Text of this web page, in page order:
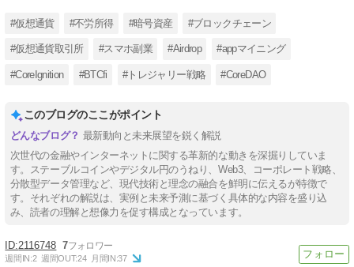
#仮想通貨 #不労所得 #暗号資産 #ブロックチェーン
#仮想通貨取引所 #スマホ副業 #Airdrop #appマイニング
#CoreIgnition #BTCfi #トレジャリー戦略 #CoreDAO
このブログのここがポイント
最新動向と未来展望を鋭く解説
次世代の金融やインターネットに関する革新的な動きを深掘りしていま
す。ステーブルコインやデジタル円のうねり、Web3、コーポレート戦略、
分散型データ管理など、現代技術と理念の融合を鮮明に伝えるが特徴で
す。それぞれの解説は、実例と未来予測に基づく具体的な内容を盛り込
み、読者の理解と想像力を促す構成となっています。
2116748 7
週間IN:2 週間OUT:24 月間IN:37